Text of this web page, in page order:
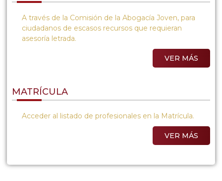
A través de la Comisión de la Abogacía Joven, para
ciudadanos de escasos recursos que requieran
asesoría letrada.
VER MÁS
MATRÍCULA
Acceder al listado de profesionales en la Matrícula.
VER MÁS